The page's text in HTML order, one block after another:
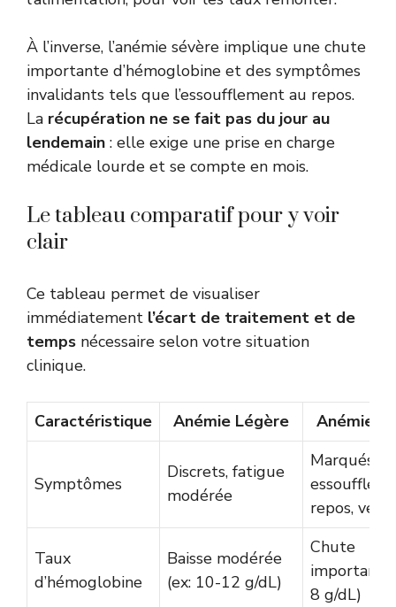
À l’inverse, l’anémie sévère implique une chute
importante d’hémoglobine et des symptômes
invalidants tels que l’essoufflement au repos.
La récupération ne se fait pas du jour au
lendemain : elle exige une prise en charge
médicale lourde et se compte en mois.
Le tableau comparatif pour y voir
clair
Ce tableau permet de visualiser
immédiatement l’écart de traitement et de
temps nécessaire selon votre situation
clinique.
Caractéristique Anémie Légère Anémie
Symptômes
Discrets, fatigue
modérée
Marqués,
repos,
Taux
d’hémoglobine
Baisse modérée
(ex: 10-12 g/dL)
Chute
importante
8 g/dL)